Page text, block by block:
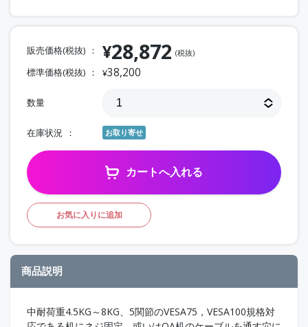
販売価格(税抜) ¥28,872 (税抜)
標準価格(税抜) ¥38,200
数量
在庫状況 お取り寄せ
カートへ入れる
お気に入りに追加
商品説明
中耐荷重4.5KG～8KG、5関節のVESA75，VESA100規格対